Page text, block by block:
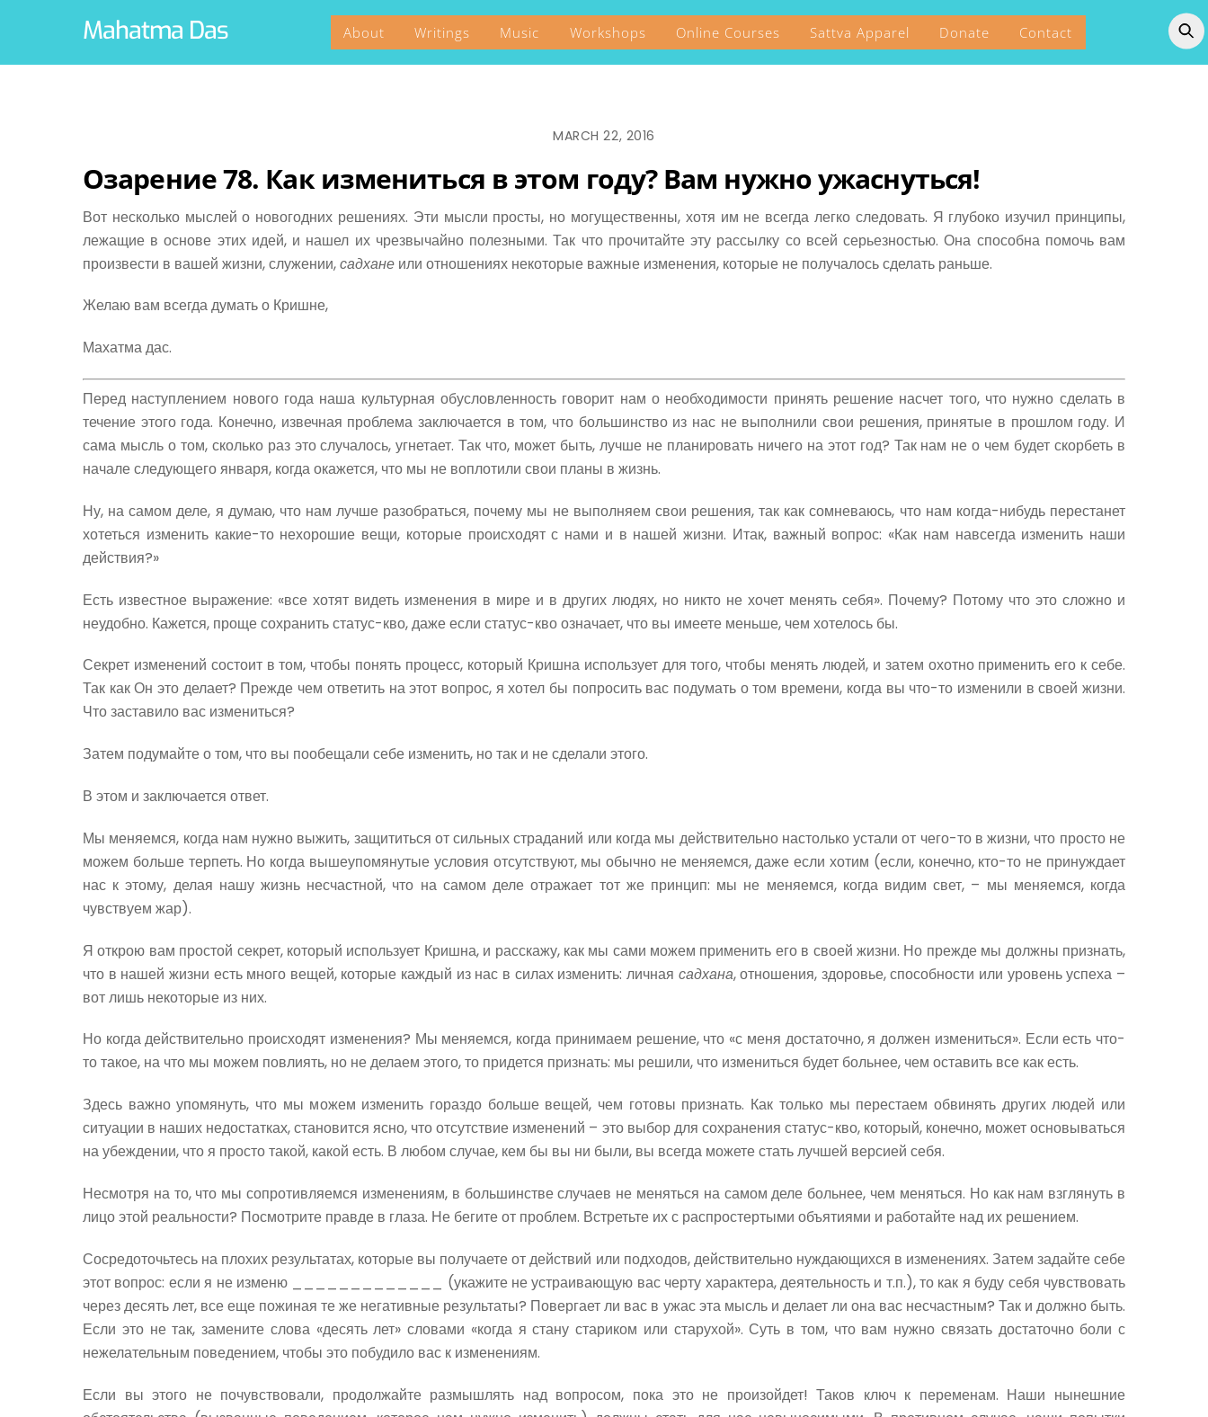
Mahatma Das About Writings Music Workshops Online Courses Sattva Apparel Donate Contact
MARCH 22, 2016
Озарение 78. Как измениться в этом году? Вам нужно ужаснуться!
Вот несколько мыслей о новогодних решениях. Эти мысли просты, но могущественны, хотя им не всегда легко следовать. Я глубоко изучил принципы,
лежащие в основе этих идей, и нашел их чрезвычайно полезными. Так что прочитайте эту рассылку со всей серьезностью. Она способна помочь вам
произвести в вашей жизни, служении,садхане или отношениях некоторые важные изменения, которые не получалось сделать раньше.
Желаю вам всегда думать о Кришне,
Махатма дас.
Перед наступлением нового года наша культурная обусловленность говорит нам о необходимости принять решение насчет того, что нужно сделать в
течение этого года. Конечно, извечная проблема заключается в том, что большинство из нас не выполнили свои решения, принятые в прошлом году. И
сама мысль о том, сколько раз это случалось, угнетает. Так что, может быть, лучше не планировать ничего на этот год? Так нам не о чем будет скорбеть в
начале следующего января, когда окажется, что мы не воплотили свои планы в жизнь.
Ну, на самом деле, я думаю, что нам лучше разобраться, почему мы не выполняем свои решения, так как сомневаюсь, что нам когда-нибудь перестанет
хотеться изменить какие-то нехорошие вещи, которые происходят с нами и в нашей жизни. Итак, важный вопрос: «Как нам навсегда изменить наши
действия?»
Есть известное выражение: «все хотят видеть изменения в мире и в других людях, но никто не хочет менять себя». Почему? Потому что это сложно и
неудобно. Кажется, проще сохранить статус-кво, даже если статус-кво означает, что вы имеете меньше, чем хотелось бы.
Секрет изменений состоит в том, чтобы понять процесс, который Кришна использует для того, чтобы менять людей, и затем охотно применить его к себе.
Так как Он это делает? Прежде чем ответить на этот вопрос, я хотел бы попросить вас подумать о том времени, когда вы что-то изменили в своей жизни.
Что заставило вас измениться?
Затем подумайте о том, что вы пообещали себе изменить, но так и не сделали этого.
В этом и заключается ответ.
Мы меняемся, когда нам нужно выжить, защититься от сильных страданий или когда мы действительно настолько устали от чего-то в жизни, что просто не
можем больше терпеть. Но когда вышеупомянутые условия отсутствуют, мы обычно не меняемся, даже если хотим (если, конечно, кто-то не принуждает
нас к этому, делая нашу жизнь несчастной, что на самом деле отражает тот же принцип: мы не меняемся, когда видим свет, – мы меняемся, когда
чувствуем жар).
Я открою вам простой секрет, который использует Кришна, и расскажу, как мы сами можем применить его в своей жизни. Но прежде мы должны признать,
что в нашей жизни есть много вещей, которые каждый из нас в силах изменить: личная садхана, отношения, здоровье, способности или уровень успеха –
вот лишь некоторые из них.
Но когда действительно происходят изменения? Мы меняемся, когда принимаем решение, что «с меня достаточно, я должен измениться». Если есть что-
то такое, на что мы можем повлиять, но не делаем этого, то придется признать: мы решили, что измениться будет больнее, чем оставить все как есть.
Здесь важно упомянуть, что мы можем изменить гораздо больше вещей, чем готовы признать. Как только мы перестаем обвинять других людей или
ситуации в наших недостатках, становится ясно, что отсутствие изменений – это выбор для сохранения статус-кво, который, конечно, может основываться
на убеждении, что я просто такой, какой есть. В любом случае, кем бы вы ни были, вы всегда можете стать лучшей версией себя.
Несмотря на то, что мы сопротивляемся изменениям, в большинстве случаев не меняться на самом деле больнее, чем меняться. Но как нам взглянуть в
лицо этой реальности? Посмотрите правде в глаза. Не бегите от проблем. Встретьте их с распростертыми объятиями и работайте над их решением.
Сосредоточьтесь на плохих результатах, которые вы получаете от действий или подходов, действительно нуждающихся в изменениях. Затем задайте себе
этот вопрос: если я не изменю _____________ (укажите не устраивающую вас черту характера, деятельность и т.п.), то как я буду себя чувствовать
через десять лет, все еще пожиная те же негативные результаты? Повергает ли вас в ужас эта мысль и делает ли она вас несчастным? Так и должно быть.
Если это не так, замените слова «десять лет» словами «когда я стану стариком или старухой». Суть в том, что вам нужно связать достаточно боли с
нежелательным поведением, чтобы это побудило вас к изменениям.
Если вы этого не почувствовали, продолжайте размышлять над вопросом, пока это не произойдет! Таков ключ к переменам. Наши нынешние